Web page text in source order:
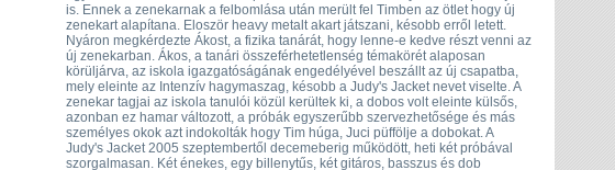
is. Ennek a zenekarnak a felbomlása után merült fel Timben az ötlet hogy új
zenekart alapítana. Eloször heavy metalt akart játszani, késobb erről letett.
Nyáron megkérdezte Ákost, a fizika tanárát, hogy lenne-e kedve részt venni az
új zenekarban. Ákos, a tanári összeférhetetlenség témakörét alaposan
körüljárva, az iskola igazgatóságának engedélyével beszállt az új csapatba,
mely eleinte az Intenzív hagymaszag, késobb a Judy's Jacket nevet viselte. A
zenekar tagjai az iskola tanulói közül kerültek ki, a dobos volt eleinte külsős,
azonban ez hamar változott, a próbák egyszerűbb szervezhetősége és más
személyes okok azt indokolták hogy Tim húga, Juci püffölje a dobokat. A
Judy's Jacket 2005 szeptembertől decemeberig működött, heti két próbával
szorgalmasan. Két énekes, egy billenytűs, két gitáros, basszus és dob